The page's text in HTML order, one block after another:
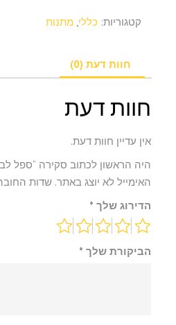
לבן
קטגוריות: כללי מתנות
חוות דעת (0)
חוות דעת
אין עדיין חוות דעת.
היה הראשון לכתוב סקירה “ספל
האימייל לא יוצג באתר. שדות
הדירוג שלך *
הביקורת שלך *